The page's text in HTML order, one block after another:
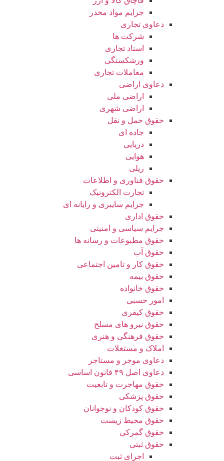
جرایم مواد مخدر
دعاوی تجاری
شرکت ها
اسناد تجاری
ورشکستگی
معاملات تجاری
دعاوی اراضی
اراضی ملی
اراضی شهری
حقوق حمل و نقل
جاده ای
دریایی
هوایی
ریلی
حقوق فناوری و اطلاعات
تجارت الکترونیک
جرایم سایبری و رایانه ای
حقوق اداری
جرایم سیاسی و امنیتی
حقوق مطبوعات و رسانه ها
حقوق آب
حقوق کار و تامین اجتماعی
حقوق بیمه
حقوق خانواده
امور حسبی
حقوق کیفری
حقوق نیرو های مسلح
حقوق فرهنگی و هنری
املاک و مستغلات
دعاوی موجر و مستاجر
دعاوی اصل ۴۹ قانون اساسی
حقوق مهاجرت و تابعیت
حقوق پزشکی
حقوق کودکان و نوجوانان
حقوق محیط زیست
حقوق گمرکی
حقوق ثبتی
اجرای ثبت